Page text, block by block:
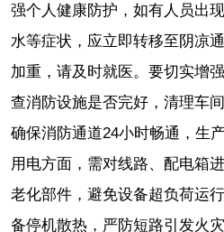
强个人健康防护，如有人员出
水等症状，应立即转移至阴凉
加重，请及时就医。要切实增
查消防设施是否完好，清理车
确保消防通道24小时畅通，生
用电方面，需对线路、配电箱
老化部件，避免设备超负荷运
备停机散热，严防短路引发火灾